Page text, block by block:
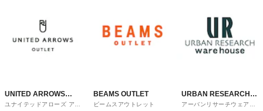
UNITED ARROWS
OUTLET
ユナイテッドアローズ アウ
BEAMS OUTLET
ビームスアウトレット
URBAN RESEARCH
ware house
アーバンリサーチウェアハ